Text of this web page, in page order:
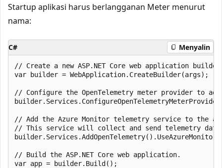
Startup aplikasi harus berlangganan Meter menurut
nama:
C# Menyalin
// Create a new ASP.NET Core web application
var builder = WebApplication.CreateBuilder(args);
// Configure the OpenTelemetry meter provider to add
// Add the Azure Monitor telemetry service to the
// This service will collect and send telemetry data
// Build the ASP.NET Core web application.
var app = builder.Build();